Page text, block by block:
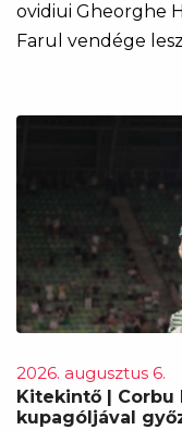
ovidiui Gheorghe
Farul vendége
2026. augusztus 6.
Kitekintő | Corbu
kupagóljával